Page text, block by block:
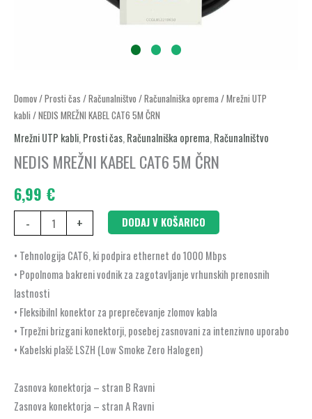
Domov/Prosti čas /Računalništvo /Računalniška oprema/Mrežni UTP
kabli / NEDIS MREŽNI KABEL CAT6 5M ČRN
Mrežni UTP kabli, Prosti čas, Računalniška oprema, Računalništvo
NEDIS MREŽNI KABEL CAT6 5M ČRN
6,99 €
-
NEDIS
MREŽNI
KABEL
CAT6
ČRN
količina
+ DODAJ V KOŠARICO
• Tehnologija CAT6, ki podpira ethernet do 1000 Mbps
• Popolnoma bakreni vodnik za zagotavljanje vrhunskih prenosnih
lastnosti
• FleksibilnI konektor za preprečevanje zlomov kabla
• Trpežni brizgani konektorji, posebej zasnovani za intenzivno uporabo
• Kabelski plašč LSZH (Low Smoke Zero Halogen)
Zasnova konektorja – stran B Ravni
Zasnova konektorja – stran A Ravni